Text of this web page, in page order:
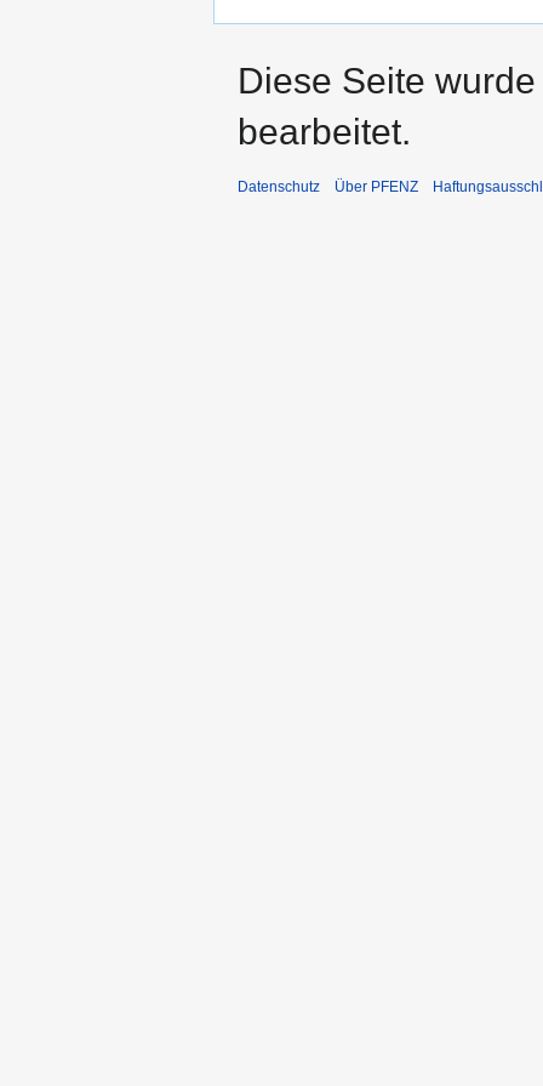
Diese Seite
bearbeitet.
Datenschutz Über PFENZ